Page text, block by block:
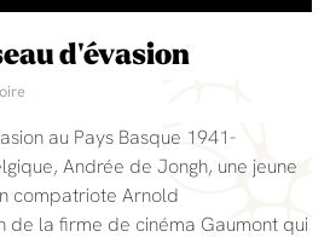
d'évasion
au Pays Basque 1941-
Andrée de Jongh, une jeune
compatriote Arnold
de la firme de cinéma Gaumont qui